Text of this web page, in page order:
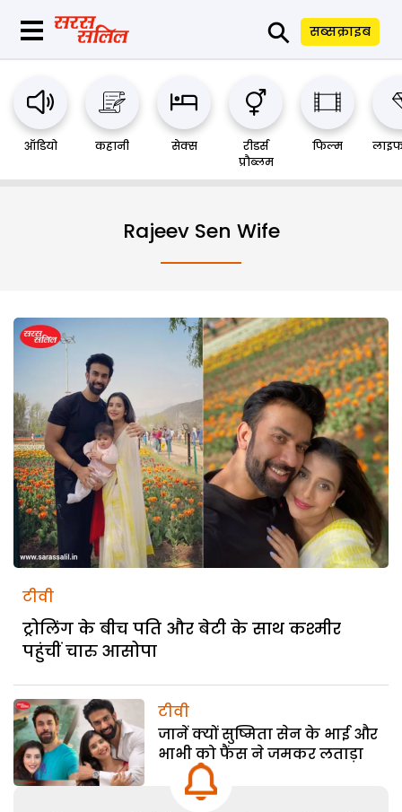
⚲ सब्सक्राइब
ऑडियो कहानी सेक्स
रीडर्स
प्रौब्लम
फिल्म
Rajeev Sen Wife
टीवी
ट्रोलिंग के बीच पति और बेटी के साथ कश्मीर
पहुंचीं चारु आसोपा
टीवी
जानें क्यों सुष्मिता सेन के भाई और
भाभी को फैंस ने जमकर लताड़ा